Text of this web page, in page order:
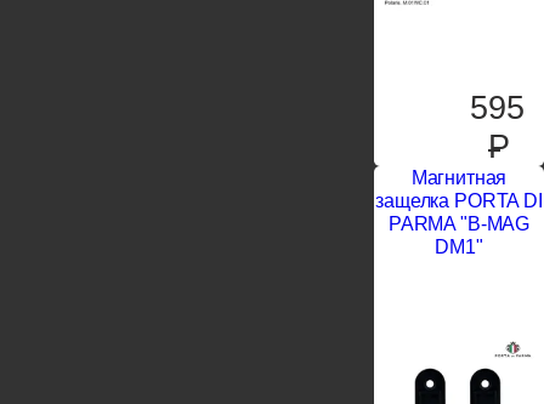
595
P
Магнитная
защелка PORTA DI
PARMA "B-MAG
DM1"